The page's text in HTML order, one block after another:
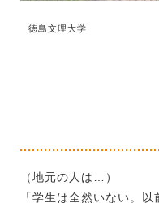
徳島文理大学
（地元の人は…）
「学生は全然いない。